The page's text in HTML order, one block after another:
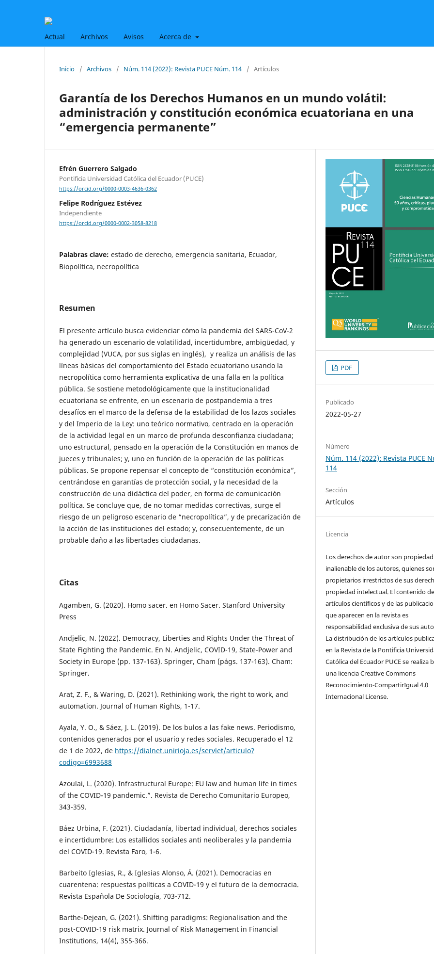
Actual Archivos Avisos Acerca de
Inicio / Archivos / Núm. 114 (2022): Revista PUCE Núm. 114 / Artículos
Garantía de los Derechos Humanos en un mundo volátil:
administración y constitución económica ecuatoriana en una
“emergencia permanente”
Efrén Guerrero Salgado
Pontificia Universidad Católica del Ecuador (PUCE)
https://orcid.org/0000-0003-4636-0362
Felipe Rodríguez Estévez
Independiente
https://orcid.org/0000-0002-3058-8218
Palabras clave: estado de derecho, emergencia sanitaria, Ecuador,
Biopolítica, necropolítica
Resumen
El presente artículo busca evidenciar cómo la pandemia del SARS-CoV-2
ha generado un escenario de volatilidad, incertidumbre, ambigüedad, y
complejidad (VUCA, por sus siglas en inglés), y realiza un análisis de las
líneas básicas del comportamiento del Estado ecuatoriano usando la
necropolítica como herramienta explicativa de una falla en la política
pública. Se sostiene metodológicamente que la institucionalidad
ecuatoriana se enfrente, en un escenario de postpandemia a tres
desafíos en el marco de la defensa de la estabilidad de los lazos sociales
y del Imperio de la Ley: uno teórico normativo, centrado en la operación
de la actividad legal en un marco de profunda desconfianza ciudadana;
uno estructural, pensado en la operación de la Constitución en manos de
jueces y tribunales; y, uno en función de la operación de las políticas
públicas. Se propone repensar el concepto de “constitución económica”,
centrándose en garantías de protección social, y la necesidad de la
construcción de una didáctica del poder, en forma de comunicación
política. Se concluye que, de no tomar medidas correctivas, surge el
riesgo de un peligroso escenario de “necropolítica”, y de precarización de
la acción de las instituciones del estado; y, consecuentemente, de un
probable daño a las libertades ciudadanas.
Citas
Agamben, G. (2020). Homo sacer. en Homo Sacer. Stanford University
Press
Andjelic, N. (2022). Democracy, Liberties and Rights Under the Threat of
State Fighting the Pandemic. En N. Andjelic, COVID-19, State-Power and
Society in Europe (pp. 137-163). Springer, Cham (págs. 137-163). Cham:
Springer.
Arat, Z. F., & Waring, D. (2021). Rethinking work, the right to work, and
automation. Journal of Human Rights, 1-17.
Ayala, Y. O., & Sáez, J. L. (2019). De los bulos a las fake news. Periodismo,
contenidos generados por el usuario y redes sociales. Recuperado el 12
de 1 de 2022, de https://dialnet.unirioja.es/servlet/articulo?
codigo=6993688
Azoulai, L. (2020). Infrastructural Europe: EU law and human life in times
of the COVID-19 pandemic.”. Revista de Derecho Comunitario Europeo,
343-359.
Báez Urbina, F. (2021). Ciudadanía, libertad individual, derechos sociales
e incertidumbre: Los estallidos sociales anti neoliberales y la pandemia
del COVID-19. Revista Faro, 1-6.
Barbeito Iglesias, R., & Iglesias Alonso, Á. (2021). Democracias en
cuarentena: respuestas políticas a COVID-19 y el futuro de la democracia.
Revista Española De Sociología, 703-712.
Barthe-Dejean, G. (2021). Shifting paradigms: Regionalisation and the
post-COVID-19 risk matrix. Journal of Risk Management in Financial
Institutions, 14(4), 355-366.
PDF
Publicado
2022-05-27
Número
Núm. 114 (2022): Revista PUCE
114
Sección
Artículos
Licencia
Los derechos de autor son propiedad
inalienable de los autores, quienes
propietarios irrestrictos de sus
propiedad intelectual. El contenido
artículos científicos y de las
que aparecen en la revista es
responsabilidad exclusiva de sus
La distribución de los artí­culos
en la Revista de la Pontificia
Católica del Ecuador PUCE se realiza
una licencia Creative Commons
Reconocimiento-CompartirIgual 4.0
Internacional License.